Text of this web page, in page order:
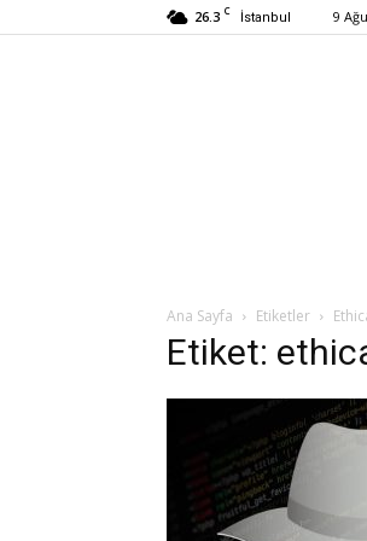
26.3 C İstanbul 9
Ana Sayfa Etiketler
Etiket: